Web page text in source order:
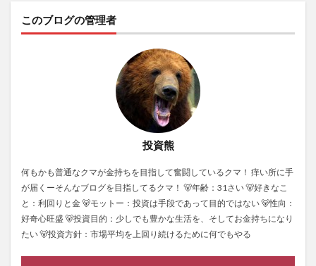
このブログの管理者
投資熊
何もかも普通なクマが金持ちを目指して奮闘しているクマ！ 痒い所に手
が届くーそんなブログを目指してるクマ！ 🐻年齢：31さい 🐻好きなこ
と：利回りと金 🐻モットー：投資は手段であって目的ではない 🐻性向：
好奇心旺盛 🐻投資目的：少しでも豊かな生活を、そしてお金持ちになり
たい 🐻投資方針：市場平均を上回り続けるために何でもやる